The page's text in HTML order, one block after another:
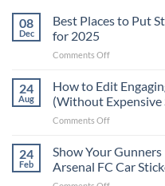
08
Dec
Best Places to Put
for 2025
Comments Offon
Places
Put
Stickers
a
Car:
24
Aug
How to Edit
(Without Expensive
Comments Offon
to
Engaging
24
Feb
Show Your
Arsenal FC Car